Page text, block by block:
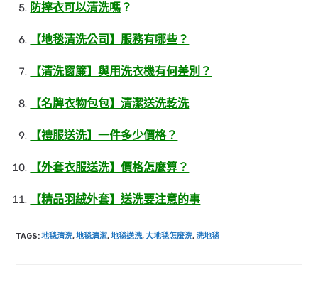
防摔衣可以清洗嗎 ？
【地毯清洗公司】服務有哪些？
【清洗窗簾】與用洗衣機有何差別？
【名牌衣物包包】清潔送洗乾洗
【禮服送洗】一件多少價格？
【外套衣服送洗】價格怎麼算？
【精品羽絨外套】送洗要注意的事
TAGS:地毯清洗,地毯清潔,地毯送洗,大地毯怎麼洗,洗地毯